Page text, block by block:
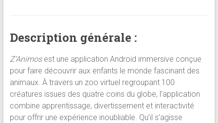
Description générale :
Z’Animosest une application Android immersive conçue
pour faire découvrir aux enfants le monde fascinant des
animaux. À travers un zoo virtuel regroupant 100
créatures issues des quatre coins du globe, l’application
combine apprentissage, divertissement et interactivité
pour offrir une expérience inoubliable. Qu’il s’agisse